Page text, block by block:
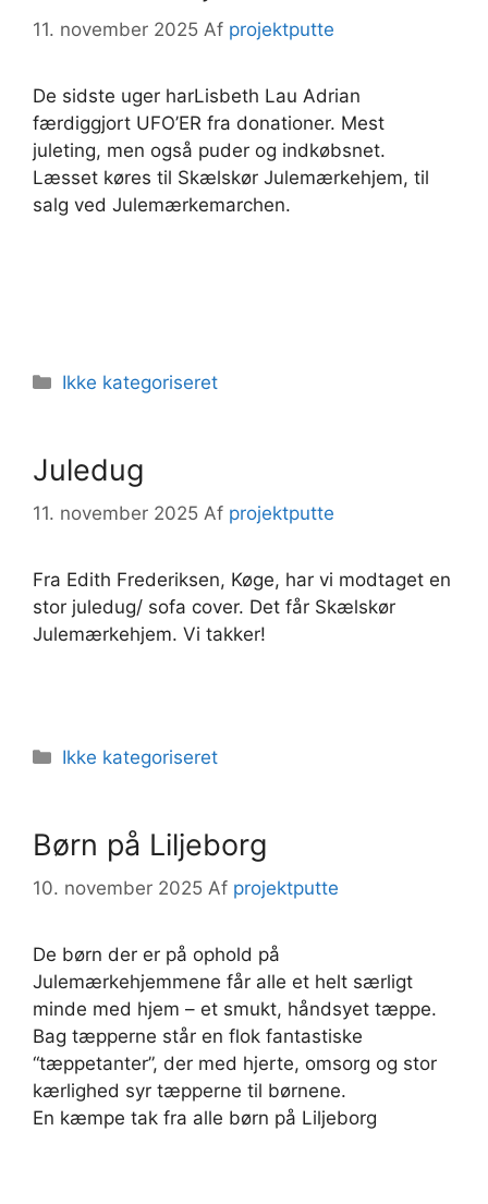
11. november 2025 Af projektputte
De sidste uger harLisbeth Lau Adrian
færdiggjort UFO’ER fra donationer. Mest
juleting, men også puder og indkøbsnet.
Læsset køres til Skælskør Julemærkehjem, til
salg ved Julemærkemarchen.
Kategorier
Ikke kategoriseret
Juledug
11. november 2025 Af projektputte
Fra Edith Frederiksen, Køge, har vi modtaget en
stor juledug/ sofa cover. Det får Skælskør
Julemærkehjem. Vi takker!
Kategorier
Ikke kategoriseret
Børn på Liljeborg
10. november 2025 Af projektputte
De børn der er på ophold på
Julemærkehjemmene får alle et helt særligt
minde med hjem – et smukt, håndsyet tæppe.
Bag tæpperne står en flok fantastiske
“tæppetanter”, der med hjerte, omsorg og stor
kærlighed syr tæpperne til børnene.
En kæmpe tak fra alle børn på Liljeborg